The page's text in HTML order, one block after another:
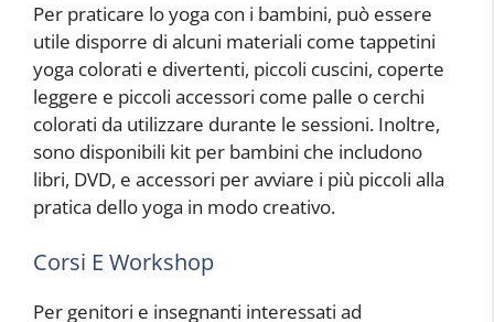
Per praticare lo yoga con i bambini, può essere
utile disporre di alcuni materiali come tappetini
yoga colorati e divertenti, piccoli cuscini, coperte
leggere e piccoli accessori come palle o cerchi
colorati da utilizzare durante le sessioni. Inoltre,
sono disponibili kit per bambini che includono
libri, DVD, e accessori per avviare i più piccoli alla
pratica dello yoga in modo creativo.
Corsi E Workshop
Per genitori e insegnanti interessati ad